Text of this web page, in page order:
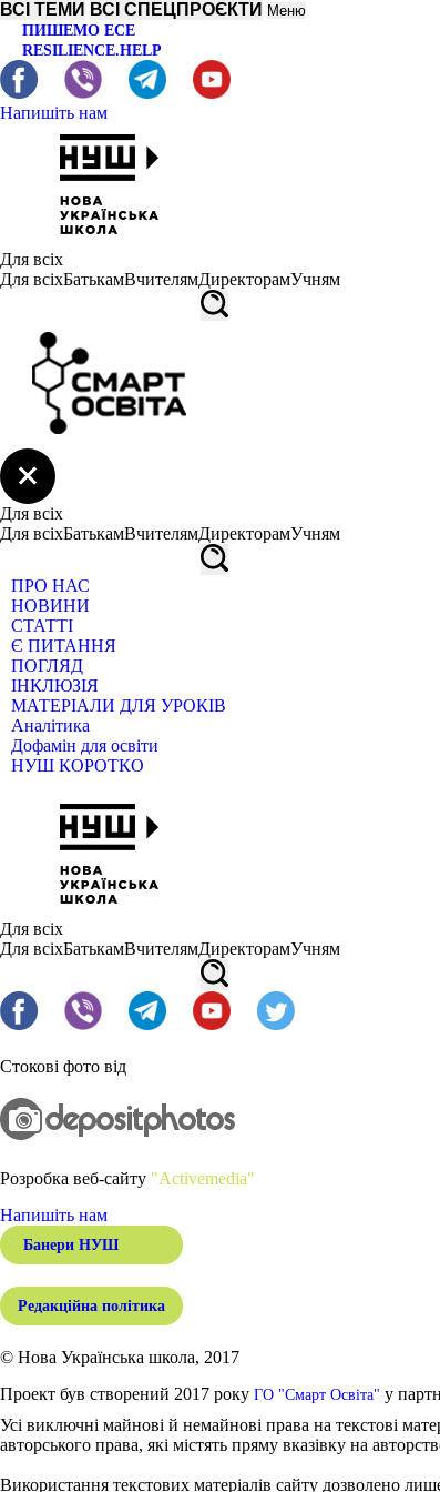
ВСІ ТЕМИ ВСІ СПЕЦПРОЄКТИ Меню
ПИШЕМО ЕСЕ
RESILIENCE.HELP
Напишіть нам
Для всіх
Для всіхБатькамВчителямДиректорамУчням
Для всіх
Для всіхБатькамВчителямДиректорамУчням
ПРО НАС
НОВИНИ
СТАТТІ
Є ПИТАННЯ
ПОГЛЯД
ІНКЛЮЗІЯ
МАТЕРІАЛИ ДЛЯ УРОКІВ
Аналітика
Дофамін для освіти
НУШ КОРОТКО
Для всіх
Для всіхБатькамВчителямДиректорамУчням
Стокові фото від
Розробка веб-сайту "Activemedia"
Напишіть нам
Банери НУШ
Редакційна політика
© Нова Українська школа, 2017
Проект був створений 2017 року ГО "Смарт Освіта" у
Усі виключні майнові й немайнові права на текстові
авторського права, які містять пряму вказівку на
Використання текстових матеріалів сайту дозволено